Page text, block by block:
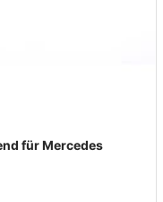
für Mercedes